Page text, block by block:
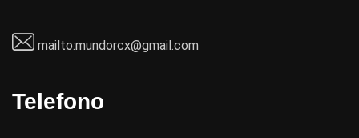
Telefono
mailto:mundorcx@gmail.com